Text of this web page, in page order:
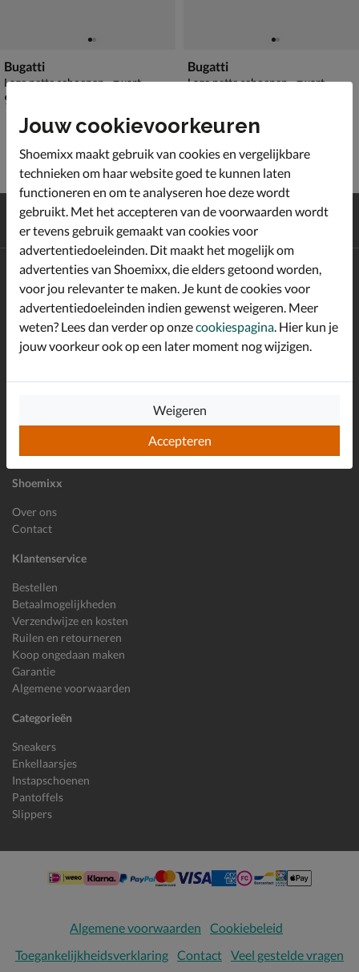
Bugatti
Lage nette schoenen - zwart
€ 99,99
99
Bugatti
Lage nette schoenen - zwart
Gratisverzending en retour*
Achterafbetalen
Shoemixx
Over ons
Contact
Klantenservice
Bestellen
Betaalmogelijkheden
Verzendwijze en kosten
Ruilen en retourneren
Koop ongedaan maken
Garantie
Algemene voorwaarden
Categorieën
Sneakers
Enkellaarsjes
Instapschoenen
Pantoffels
Slippers
Altijd op de hoogte zijn?
Schrijf je in voor de Shoemixx nieuwsbrief en ontvang €10,-
welkomstkorting!
Inschrijven
Algemene voorwaarden
Cookiebeleid
Toegankelijkheidsverklaring Contact Veel gestelde vragen
Jouw cookievoorkeuren
Shoemixx maakt gebruik van cookies en vergelijkbare
technieken om haar website goed te kunnen laten
functioneren en om te analyseren hoe deze wordt
gebruikt. Met het accepteren van de voorwaarden wordt
er tevens gebruik gemaakt van cookies voor
advertentiedoeleinden. Dit maakt het mogelijk om
advertenties van Shoemixx, die elders getoond worden,
voor jou relevanter te maken. Je kunt de cookies voor
advertentiedoeleinden indien gewenst weigeren. Meer
weten? Lees dan verder op onzecookiespagina. Hier kun je
jouw voorkeur ook op een later moment nog wijzigen.
Accepteren
Weigeren